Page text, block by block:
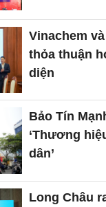
Vinachem
thỏa thuận
diện
Bảo Tín
‘Thương
dân’
Long Châu